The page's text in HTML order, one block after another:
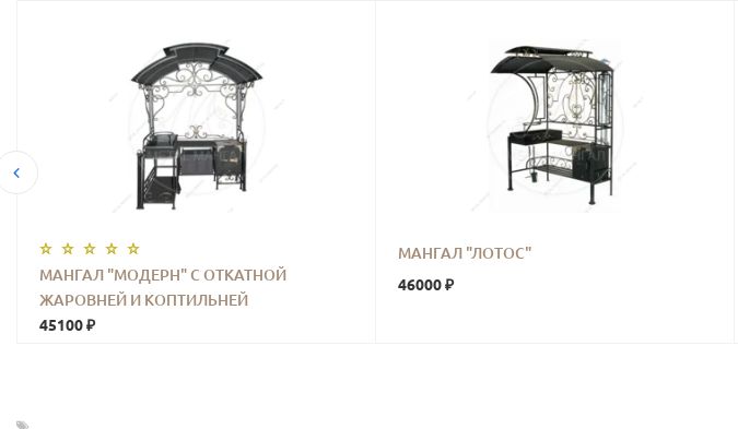
МАНГАЛ "МОДЕРН" С ОТКАТНОЙ
ЖАРОВНЕЙ И КОПТИЛЬНЕЙ
45100 ₽
МАНГАЛ "ЛОТОС"
46000 ₽